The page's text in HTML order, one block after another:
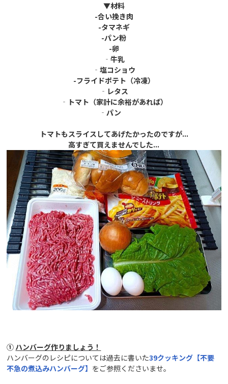
▼材料
-合い挽き肉
-タマネギ
-パン粉
-卵
‐牛乳
‐塩コショウ
-フライドポテト（冷凍）
‐レタス
‐トマト（家計に余裕があれば）
‐パン
トマトもスライスしてあげたかったのですが...
高すぎて買えませんでした...
① ハンバーグ作りましょう！
ハンバーグのレシピについては過去に書いた39クッキング【不要
不急の煮込みハンバーグ】 をご参照くださいませ。